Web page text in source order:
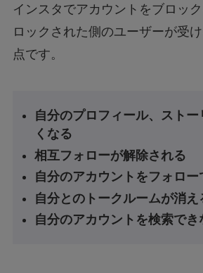
インスタでアカウントをブロッ
ロックされた側のユーザーが受
点です。
自分のプロフィール、スト
くなる
相互フォローが解除される
自分のアカウントをフォロー
自分とのトークルームが消え
自分のアカウントを検索でき